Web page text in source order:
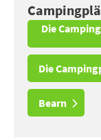
Die
Die
Bearn